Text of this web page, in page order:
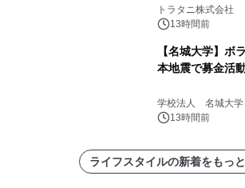
説
トラタニ株式会社
13時間前
【名城大学】ボ
本地震で募金活
学校法人 名城大学
13時間前
ライフスタイルの新着をもっ